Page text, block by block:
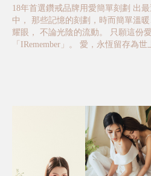
18年首選鑽戒品牌用愛簡單刻劃 出
中， 那些記憶的刻劃，時而簡單溫
耀眼， 不論光陰的流動。 只願這份
「IRemember」。 愛，永恆留存為世